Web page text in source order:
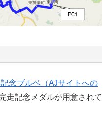
念ブルベ（AJサイトへの
走記念メダルが用意されて